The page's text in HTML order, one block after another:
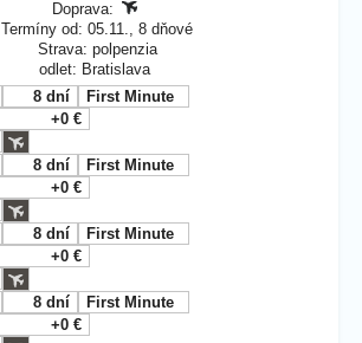
Doprava:
Termíny od: 05.11., 8 dňové
Strava: polpenzia
odlet: Bratislava
8 dní
First Minute
+0 €
8 dní
First Minute
+0 €
8 dní
First Minute
+0 €
8 dní
First Minute
+0 €